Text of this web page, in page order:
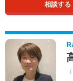
相談する